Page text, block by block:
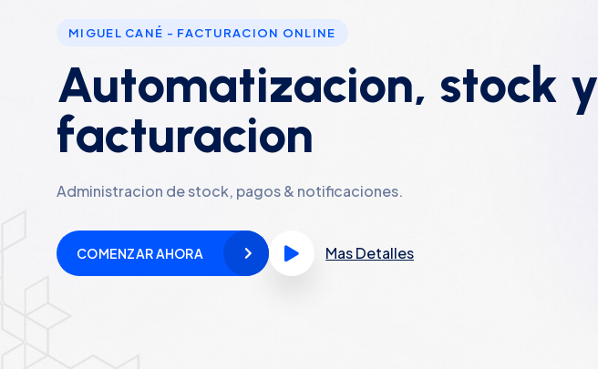
MIGUEL CANÉ - FACTURACION ONLINE
Automatizacion, stock y
facturacion
Administracion de stock, pagos & notificaciones.
COMENZAR AHORA Mas Detalles